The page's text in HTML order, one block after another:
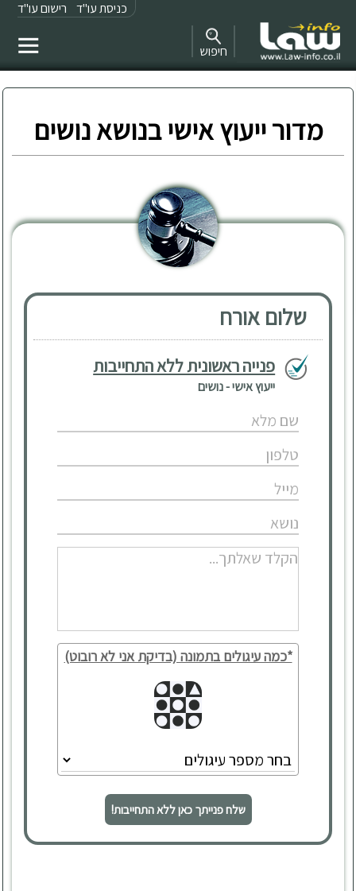
כניסת עו"ד רישום עו"ד
חיפוש
מדור ייעוץ אישי בנושא נושים
שלום אורח
פנייה ראשונית ללא התחייבות
ייעוץ אישי - נושים
*כמה עיגולים בתמונה (בדיקת אני לא רובוט)
שלח פנייתך כאן ללא התחייבות!